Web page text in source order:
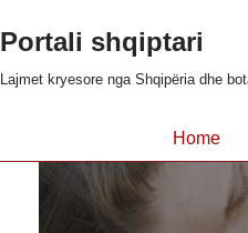
Portali shqiptari
Lajmet kryesore nga Shqipëria dhe
Home